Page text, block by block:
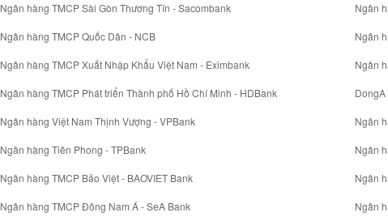
Ngân hàng TMCP Sài Gòn Thương Tín - Sacombank
Ngân hàng TMCP Quốc Dân - NCB
Ngân hàng TMCP Xuất Nhập Khẩu Việt Nam - Eximbank
Ngân hàng TMCP Phát triển Thành phố Hồ Chí Minh - HDBank
Ngân hàng Việt Nam Thịnh Vượng - VPBank
Ngân hàng Tiên Phong - TPBank
Ngân hàng TMCP Bảo Việt - BAOVIET Bank
Ngân hàng TMCP Đông Nam Á - SeA Bank
Ngân
Ngân
Ngân
Ngân
Ngân
Ngân
Ngân